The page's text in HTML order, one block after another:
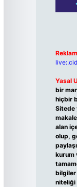
Yasal
bir
hiçbir
Sitede
alan
olup,
kurum
bilgiler
niteliği